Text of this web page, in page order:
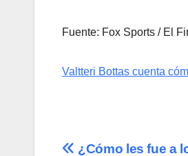
Fuente: Fox Sports / El
Valtteri Bottas cuenta
¿Cómo les fue a